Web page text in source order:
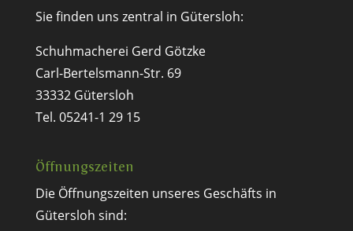
Sie finden uns zentral in Gütersloh:
Schuhmacherei Gerd Götzke
Carl-Bertelsmann-Str. 69
33332 Gütersloh
Tel. 05241-1 29 15
Öffnungszeiten
Die Öffnungszeiten unseres Geschäfts in
Gütersloh sind: